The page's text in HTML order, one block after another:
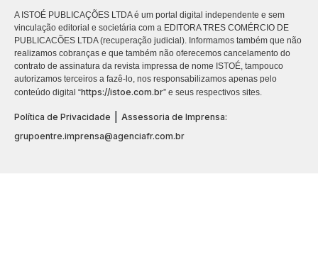
A ISTOÉ PUBLICAÇÕES LTDA é um portal digital independente e sem
vinculação editorial e societária com a EDITORA TRES COMÉRCIO DE
PUBLICACÕES LTDA (recuperação judicial). Informamos também que não
realizamos cobranças e que também não oferecemos cancelamento do
contrato de assinatura da revista impressa de nome ISTOÉ, tampouco
autorizamos terceiros a fazê-lo, nos responsabilizamos apenas pelo
conteúdo digital “https://istoe.com.br” e seus respectivos sites.
Política de Privacidade
Assessoria de Imprensa:
grupoentre.imprensa@agenciafr.com.br